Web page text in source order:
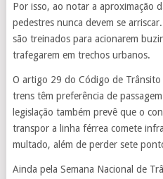
Por isso, ao notar a aproximação
pedestres nunca devem se
são treinados para acionarem
trafegarem em trechos urbanos.
O artigo 29 do Código de Trânsito
trens têm preferência de
legislação também prevê que o
transpor a linha férrea comete
multado, além de perder sete
Ainda pela Semana Nacional de